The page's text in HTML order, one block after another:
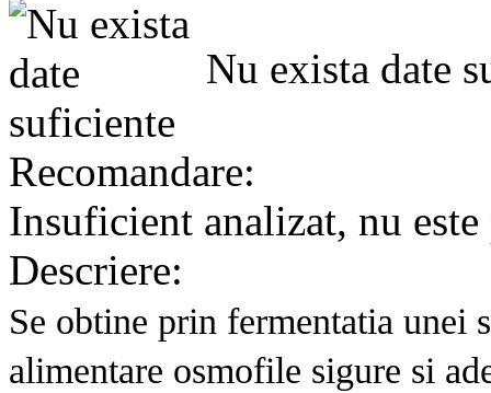
Nu exista date
Recomandare:
Insuficient analizat, nu
Descriere:
Se obtine prin fermentatia unei
alimentare osmofile sigure si